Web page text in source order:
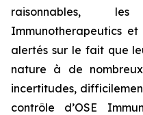
raisonnables,
Immunotherapeutics et
alertés sur le fait que
nature à de
incertitudes,
contrôle d’OSE